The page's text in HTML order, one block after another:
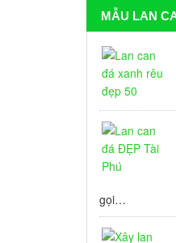
MẪU LAN
gọi…